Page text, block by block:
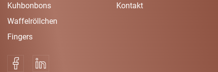
Kuhbonbons
Waffelröllchen
Fingers
Kontakt